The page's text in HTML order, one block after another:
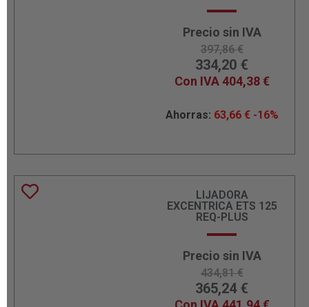
Precio sin IVA
397,86€
334,20 €
Con IVA404,38€
Ahorras: 63,66 € -16%
LIJADORA
EXCENTRICA ETS 125
REQ-PLUS
Precio sin IVA
434,81€
365,24 €